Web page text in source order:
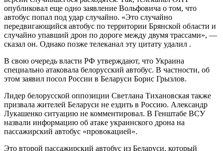
опубликовал еще одно заявление Вольфовича о том, что
автобус попал под удар случайно. «Это случайно
передвигающийся автобус по территории Брянской области и
случайно упавший дрон по дороге между двумя трассами», —
сказал он. Однако позже телеканал эту цитату удалил .
В свою очередь власти РФ утверждают, что Украина
специально атаковала белорусский автобус. В частности, об
этом заявил посол России в Беларуси Борис Грызлов.
Лидер белорусской оппозиции Светлана Тихановская также
призвала жителей Беларуси не ездить в Россию. Александр
Лукашенко ситуацию не комментировал. В Генштабе ВСУ
назвали информацию об атаке украинского дрона на
пассажирский автобус «провокацией».
Это второй пассажирский автобус из Беларуси, который